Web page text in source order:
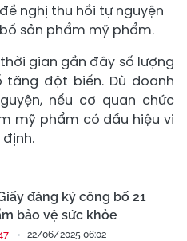
nghị thu hồi tự nguyện
sản phẩm mỹ phẩm.
gian gần đây số lượng
tăng đột biến. Dù doanh
nếu cơ quan chức
mỹ phẩm có dấu hiệu vi
đăng ký công bố 21
bảo vệ sức khỏe
22/06/2025 06:02